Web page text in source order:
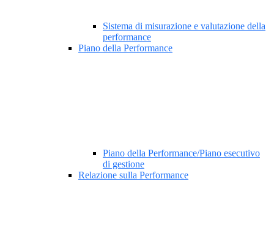
Sistema di misurazione e valutazione della
performance
Piano della Performance
Piano della Performance/Piano esecutivo
di gestione
Relazione sulla Performance